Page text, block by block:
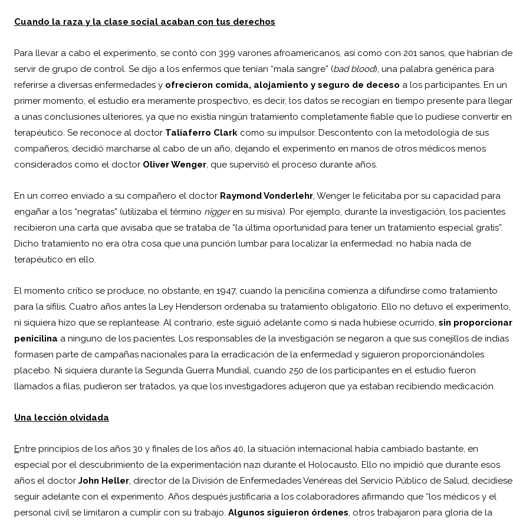
Cuando la raza y la clase social acaban con tus derechos
Para llevar a cabo el experimento, se contó con 399 varones afroamericanos, así como con 201 sanos, que habrían de
servir de grupo de control. Se dijo a los enfermos que tenían “mala sangre” (bad blood), una palabra genérica para
referirse a diversas enfermedades y ofrecieron comida, alojamiento y seguro de deceso a los participantes. En un
primer momento, el estudio era meramente prospectivo, es decir, los datos se recogían en tiempo presente para llegar
a unas conclusiones ulteriores, ya que no existía ningún tratamiento completamente fiable que lo pudiese convertir en
terapéutico. Se reconoce al doctor Taliaferro Clark como su impulsor. Descontento con la metodología de sus
compañeros, decidió marcharse al cabo de un año, dejando el experimento en manos de otros médicos menos
considerados como el doctor Oliver Wenger, que supervisó el proceso durante años.
En un correo enviado a su compañero el doctor Raymond Vonderlehr, Wenger le felicitaba por su capacidad para
engañar a los “negratas” (utilizaba el término niggeren su misiva). Por ejemplo, durante la investigación, los pacientes
recibieron una carta que avisaba que se trataba de “la última oportunidad para tener un tratamiento especial gratis”.
Dicho tratamiento no era otra cosa que una punción lumbar para localizar la enfermedad: no había nada de
terapéutico en ello.
El momento crítico se produce, no obstante, en 1947, cuando la penicilina comienza a difundirse como tratamiento
para la sífilis. Cuatro años antes la Ley Henderson ordenaba su tratamiento obligatorio. Ello no detuvo el experimento,
ni siquiera hizo que se replantease. Al contrario, este siguió adelante como si nada hubiese ocurrido, sin proporcionar
penicilina a ninguno de los pacientes. Los responsables de la investigación se negaron a que sus conejillos de indias
formasen parte de campañas nacionales para la erradicación de la enfermedad y siguieron proporcionándoles
placebo. Ni siquiera durante la Segunda Guerra Mundial, cuando 250 de los participantes en el estudio fueron
llamados a filas, pudieron ser tratados, ya que los investigadores adujeron que ya estaban recibiendo medicación.
Una lección olvidada
Entre principios de los años 30 y finales de los años 40, la situación internacional había cambiado bastante, en
especial por el descubrimiento de la experimentación nazi durante el Holocausto. Ello no impidió que durante esos
años el doctor John Heller, director de la División de Enfermedades Venéreas del Servicio Público de Salud, decidiese
seguir adelante con el experimento. Años después justificaría a los colaboradores afirmando que “los médicos y el
personal civil se limitaron a cumplir con su trabajo. Algunos siguieron órdenes, otros trabajaron para gloria de la